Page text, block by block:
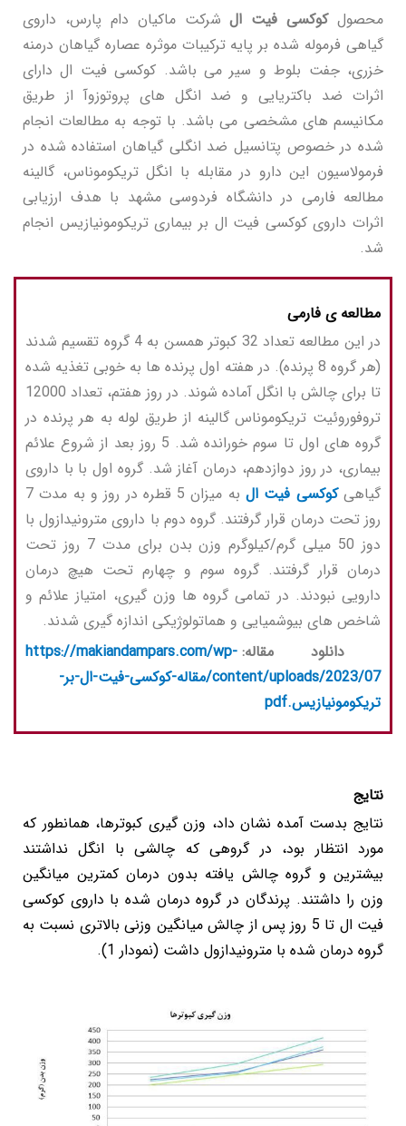
محصولکوکسی فیت الشرکت ماکیان دام پارس، داروی
گیاهی فرموله شده بر پایه ترکیبات موثره عصاره گیاهان درمنه
خزری، جفت بلوط و سیر می باشد. کوکسی فیت ال دارای
اثرات ضد باکتریایی و ضد انگل های پروتوزوآ از طریق
مکانیسم های مشخصی می باشد. با توجه به مطالعات انجام
شده در خصوص پتانسیل ضد انگلی گیاهان استفاده شده در
فرمولاسیون این دارو در مقابله با انگل تریکوموناس، گالینه
مطالعه فارمی در دانشگاه فردوسی مشهد با هدف ارزیابی
اثرات داروی کوکسی فیت ال بر بیماری تریکومونیازیس انجام
شد.
مطالعه ی فارمی
در این مطالعه تعداد 32 کبوتر همسن به 4 گروه تقسیم شدند
(هر گروه 8 پرنده). در هفته اول پرنده ها به خوبی تغذیه شده
تا برای چالش با انگل آماده شوند. در روز هفتم، تعداد 12000
تروفوروئیت تریکوموناس گالینه از طریق لوله به هر پرنده در
گروه های اول تا سوم خورانده شد. 5 روز بعد از شروع علائم
بیماری، در روز دوازدهم، درمان آغاز شد. گروه اول با با داروی
گیاهیکوکسی فیت ال
به میزان 5 قطره در روز و به مدت 7
روز تحت درمان قرار گرفتند. گروه دوم با داروی مترونیدازول با
دوز 50 میلی گرم/کیلوگرم وزن بدن برای مدت 7 روز تحت
درمان قرار گرفتند. گروه سوم و چهارم تحت هیچ درمان
دارویی نبودند. در تمامی گروه ها وزن گیری، امتیاز علائم و
شاخص های بیوشمیایی و هماتولوژیکی اندازه گیری شدند.
دانلود
مقاله: https://makiandampars.com/wp-
content/uploads/2023/07/مقاله-کوکسی-فیت-ال-بر-
تریکومونیازیس.pdf
نتایج
نتایج بدست آمده نشان داد، وزن گیری کبوترها، همانطور که
مورد انتظار بود، در گروهی که چالشی با انگل نداشتند
بیشترین و گروه چالش یافته بدون درمان کمترین میانگین
وزن را داشتند. پرندگان در گروه درمان شده با داروی کوکسی
فیت ال تا 5 روز پس از چالش میانگین وزنی بالاتری نسبت به
گروه درمان شده با مترونیدازول داشت (نمودار 1).